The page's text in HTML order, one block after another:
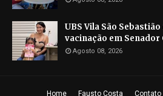
UBS Vila São
vacinação em Senador
Agosto 08, 2026
Home Fausto Costa Contato